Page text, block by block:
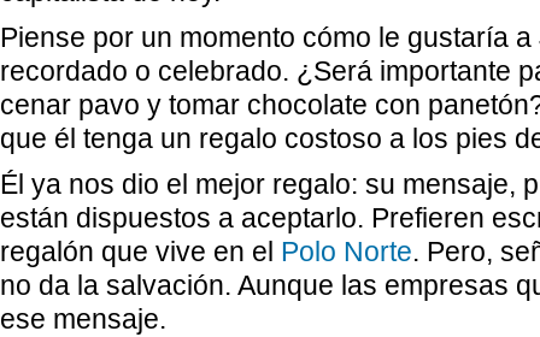
Piense por un momento cómo le gustaría
recordado o celebrado. ¿Será importante
cenar pavo y tomar chocolate con
que él tenga un regalo costoso a los pies
Él ya nos dio el mejor regalo: su mensaje,
están dispuestos a aceptarlo. Prefieren
regalón que vive en el Polo Norte. Pero,
no da la salvación. Aunque las empresas
ese mensaje.